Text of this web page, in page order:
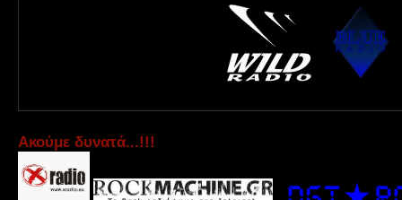
Aκούμε δυνατά...!!!